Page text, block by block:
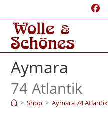
Aymara
74 Atlantik
> Shop > Aymara 74 Atlantik